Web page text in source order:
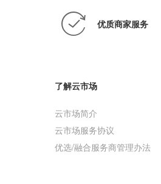
优质商家服务
了解云市场
云市场简介
云市场服务协议
优选/融合服务商管理办法